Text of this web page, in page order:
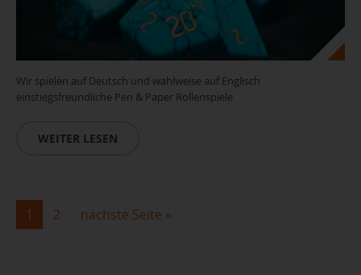
Wir spielen auf Deutsch und wahlweise auf Englisch
einstiegsfreundliche Pen & Paper Rollenspiele
WEITER LESEN
1 2 nächste Seite »